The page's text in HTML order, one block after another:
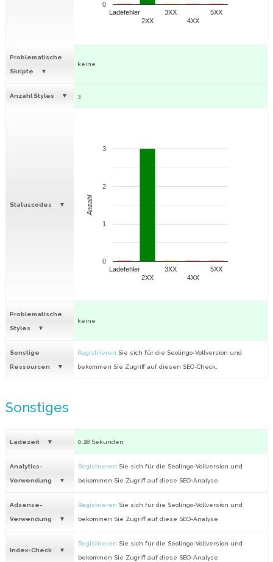
Ladefehler
2XX
3XX
4XX
5XX
0
Problematische
Skripte
keine
Anzahl Styles 3
Statuscodes
Ladefehler
2XX
3XX
4XX
5XX
0
1
2
3
Anzahl
Problematische
Styles
keine
Sonstige
Ressourcen
Registrieren Sie sich für die Seolingo-Vollversion und
bekommen Sie Zugriff auf diesen SEO-Check.
Sonstiges
Ladezeit 0.28 Sekunden
Analytics-
Verwendung
Registrieren Sie sich für die Seolingo-Vollversion und
bekommen Sie Zugriff auf diese SEO-Analyse.
Adsense-
Verwendung
Registrieren Sie sich für die Seolingo-Vollversion und
bekommen Sie Zugriff auf diese SEO-Analyse.
Index-Check
Registrieren Sie sich für die Seolingo-Vollversion und
bekommen Sie Zugriff auf diese SEO-Analyse.